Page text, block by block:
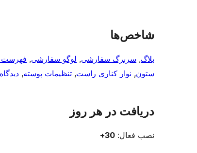
شاخص‌ها
بلاگ, سربرگ سفارشی, لوگو سفارشی,
ستون, نوار کناری راست, تنظیمات پوسته,
دریافت در هر روز
نصب فعال: 30+